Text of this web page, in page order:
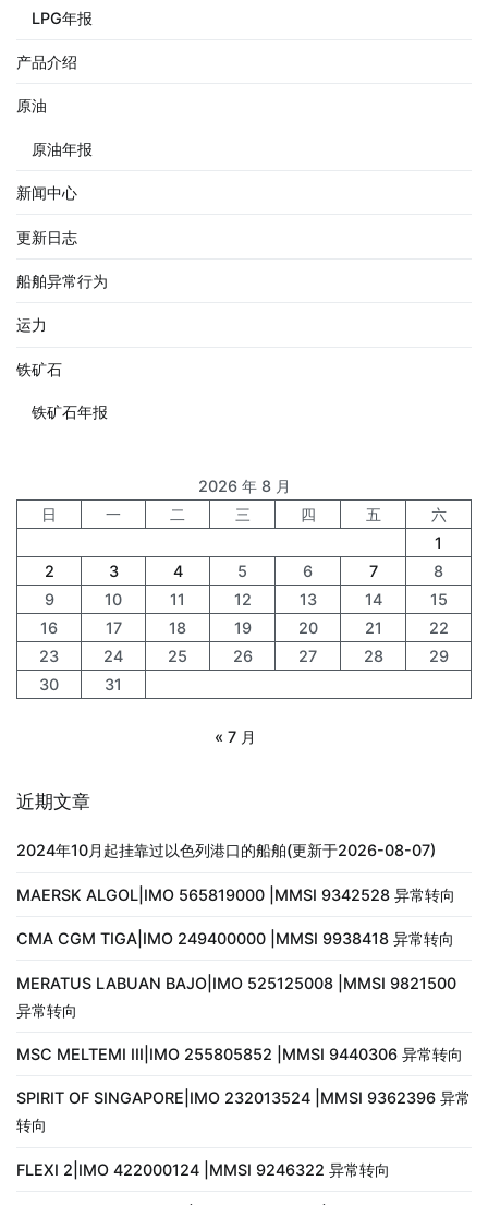
LPG年报
产品介绍
原油
原油年报
新闻中心
更新日志
船舶异常行为
运力
铁矿石
铁矿石年报
2026 年 8 月
日
一 二 三 四 五
六
1
2
3 4 5 6 7
8
9
10 11 12 13 14
15
16
17 18 19 20 21
22
23
24 25 26 27 28
29
30
31
« 7 月
近期文章
2024年10月起挂靠过以色列港口的船舶(更新于2026-08-07)
MAERSK ALGOL|IMO 565819000 |MMSI 9342528 异常转向
CMA CGM TIGA|IMO 249400000 |MMSI 9938418 异常转向
MERATUS LABUAN BAJO|IMO 525125008 |MMSI 9821500
异常转向
MSC MELTEMI III|IMO 255805852 |MMSI 9440306 异常转向
SPIRIT OF SINGAPORE|IMO 232013524 |MMSI 9362396 异常
转向
FLEXI 2|IMO 422000124 |MMSI 9246322 异常转向